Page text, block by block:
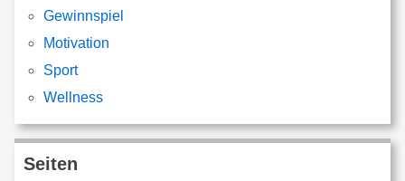
Gewinnspiel
Motivation
Sport
Wellness
Seiten